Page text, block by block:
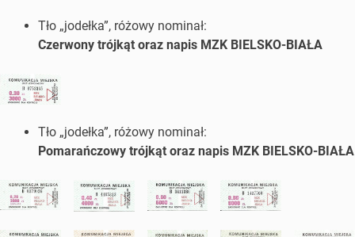
Tło „jodełka”, różowy nominał:
Czerwony trójkąt oraz napis MZK BIELSKO-BIAŁA
Tło „jodełka”, różowy nominał:
Pomarańczowy trójkąt oraz napis MZK BIELSKO-BIAŁA